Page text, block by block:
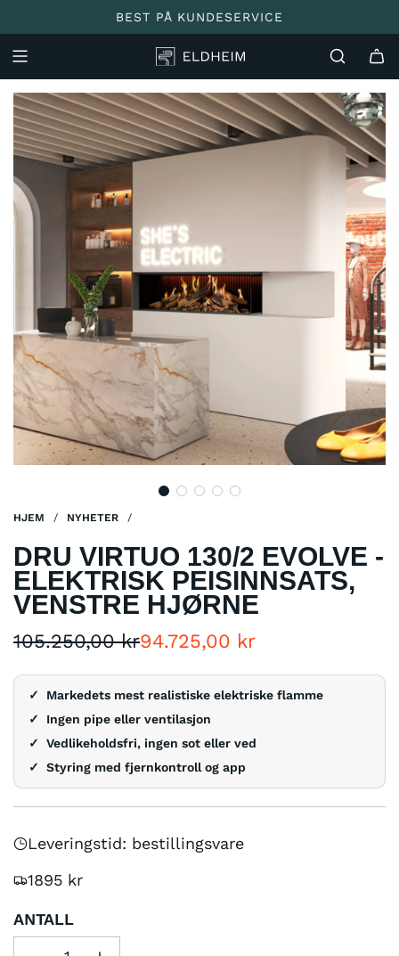
BEST PÅ KUNDESERVICE
HJEM / NYHETER /
DRU VIRTUO 130/2 EVOLVE -
ELEKTRISK PEISINNSATS,
VENSTRE HJØRNE
Salgspris
105.250,00 kr
Vanlig
pris
94.725,00 kr
Markedets mest realistiske elektriske flamme
Ingen pipe eller ventilasjon
Vedlikeholdsfri, ingen sot eller ved
Styring med fjernkontroll og app
Leveringstid: bestillingsvare
1895 kr
ANTALL